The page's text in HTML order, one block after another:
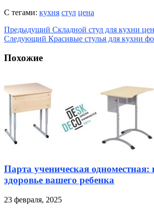
С тегами: кухня стул цена
Предыдущий Складной стул для кухни
Следующий Красивые стулья для кухни
Похожие
Парта ученическая
здоровье вашего ребенка
23 февраля, 2025